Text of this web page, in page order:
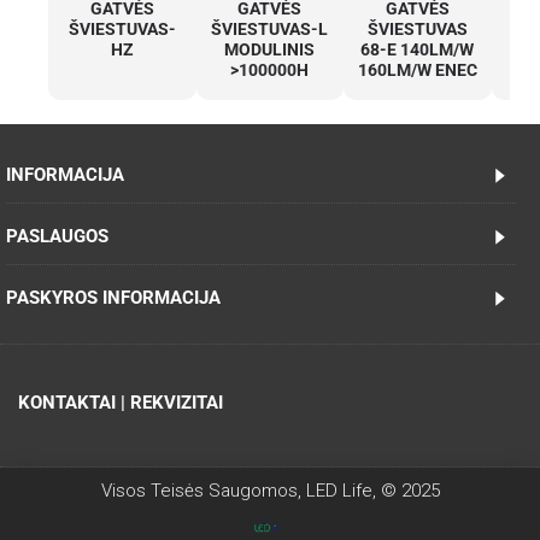
GATVĖS
ŠVIESTUVAS-
HZ
GATVĖS
ŠVIESTUVAS-L
MODULINIS
>100000H
GATVĖS
ŠVIESTUVAS
68-E 140LM/W
160LM/W ENEC
INFORMACIJA
PASLAUGOS
PASKYROS INFORMACIJA
KONTAKTAI | REKVIZITAI
Visos Teisės Saugomos, LED Life, © 2025